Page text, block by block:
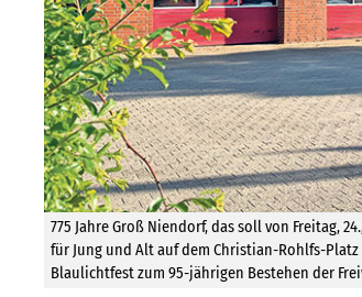
775 Jahre Groß Niendorf, das soll von Freitag,
für Jung und Alt auf dem Christian-Rohlfs-
Blaulichtfest zum 95-jährigen Bestehen der